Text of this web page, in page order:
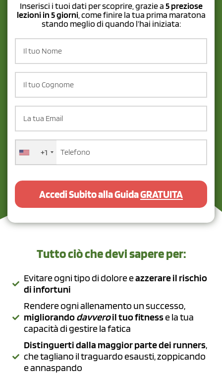
Inserisci i tuoi dati per scoprire, grazie a5 preziose
lezioni in 5 giorni, come finire la tua prima maratona
stando meglio di quando l’hai iniziata:
+1
Accedi Subito alla GuidaGRATUITA
Tutto ciò che devi sapere per:
Evitare ogni tipo di dolore eazzerare il rischio
di infortuni
Rendere ogni allenamento un successo,
migliorandodavveroil tuo fitnesse la tua
capacità di gestire la fatica
Distinguerti dalla maggior parte dei runners,
che tagliano il traguardo esausti, zoppicando
e annaspando